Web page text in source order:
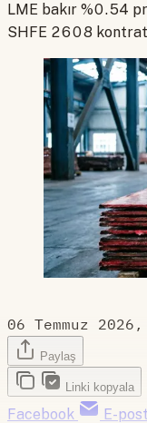
LME bakır %0.54
SHFE 2608
06 Temmuz
Paylaş
Linki kopyala
Facebook
E-